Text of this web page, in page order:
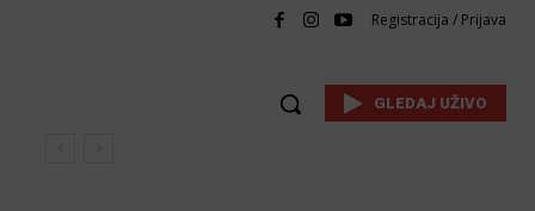
Registracija / Prijava
GLEDAJ UŽIVO